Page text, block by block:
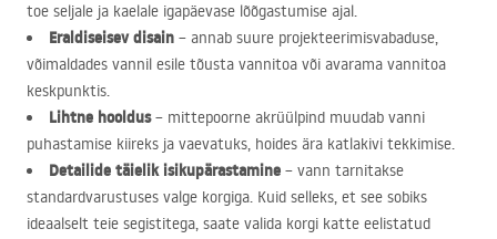
toe seljale ja kaelale igapäevase lõõgastumise ajal.
Eraldiseisev disain – annab suure projekteerimisvabaduse,
võimaldades vannil esile tõusta vannitoa või avarama vannitoa
keskpunktis.
Lihtne hooldus– mittepoorne akrüülpind muudab vanni
puhastamise kiireks ja vaevatuks, hoides ära katlakivi tekkimise.
Detailide täielik isikupärastamine – vann tarnitakse
standardvarustuses valge korgiga. Kuid selleks, et see sobiks
ideaalselt teie segistitega, saate valida korgi katte eelistatud